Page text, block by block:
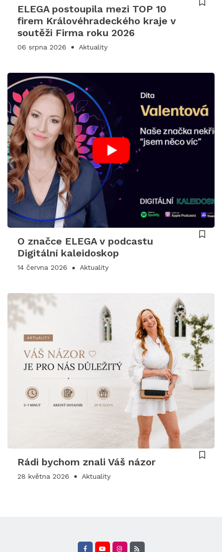
ELEGA postoupila mezi TOP 10
firem Královéhradeckého kraje v
soutěži Firma roku 2026
06 srpna 2026 Aktuality
O značce ELEGA v podcastu
Digitální kaleidoskop
14 června 2026 Aktuality
Rádi bychom znali Váš názor
28 května 2026 Aktuality